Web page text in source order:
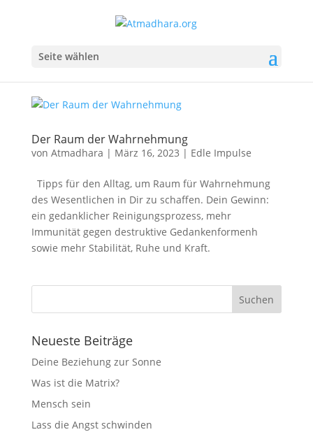
Seite wählen
Der Raum der Wahrnehmung
von Atmadhara | März 16, 2023 | Edle Impulse
Tipps für den Alltag, um Raum für Wahrnehmung
des Wesentlichen in Dir zu schaffen. Dein Gewinn:
ein gedanklicher Reinigungsprozess, mehr
Immunität gegen destruktive Gedankenformenh
sowie mehr Stabilität, Ruhe und Kraft.
Neueste Beiträge
Deine Beziehung zur Sonne
Was ist die Matrix?
Mensch sein
Lass die Angst schwinden